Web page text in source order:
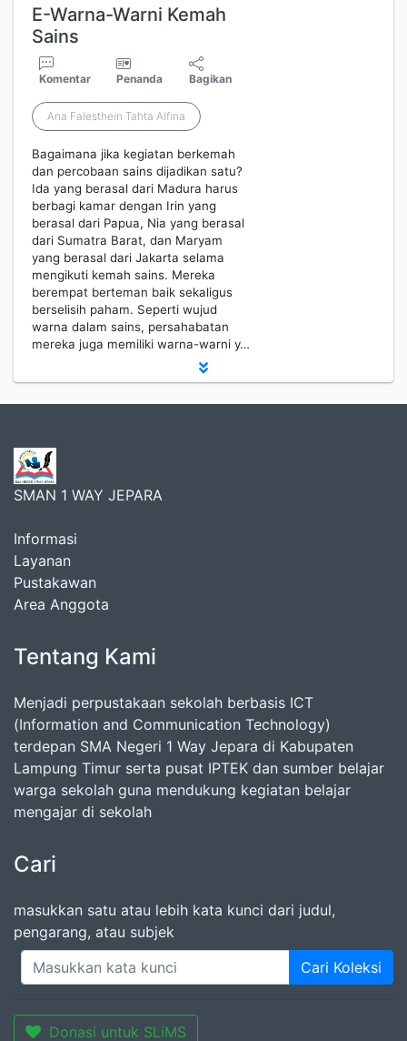
E-Warna-Warni Kemah
Sains
Komentar Penanda Bagikan
Ana Falesthein Tahta Alfina
Bagaimana jika kegiatan berkemah
dan percobaan sains dijadikan satu?
Ida yang berasal dari Madura harus
berbagi kamar dengan Irin yang
berasal dari Papua, Nia yang berasal
dari Sumatra Barat, dan Maryam
yang berasal dari Jakarta selama
mengikuti kemah sains. Mereka
berempat berteman baik sekaligus
berselisih paham. Seperti wujud
warna dalam sains, persahabatan
mereka juga memiliki warna-warni y…
SMAN 1 WAY JEPARA
Informasi
Layanan
Pustakawan
Area Anggota
Tentang Kami
Menjadi perpustakaan sekolah berbasis ICT
(Information and Communication Technology)
terdepan SMA Negeri 1 Way Jepara di Kabupaten
Lampung Timur serta pusat IPTEK dan sumber belajar
warga sekolah guna mendukung kegiatan belajar
mengajar di sekolah
Cari
masukkan satu atau lebih kata kunci dari judul,
pengarang, atau subjek
Cari Koleksi
Donasi untuk SLiMS